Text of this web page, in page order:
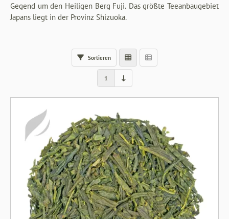
Gegend um den Heiligen Berg Fuji. Das größte Teeanbaugebiet
Japans liegt in der Provinz Shizuoka.
Sortieren
1